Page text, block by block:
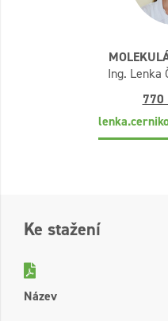
Ing. Lenka
770
Ke stažení
Název